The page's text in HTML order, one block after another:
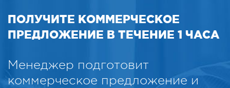
ПОЛУЧИТЕ КОММЕРЧЕСКОЕ
ПРЕДЛОЖЕНИЕ В ТЕЧЕНИЕ 1 ЧАСА
Менеджер подготовит
коммерческое предложение и